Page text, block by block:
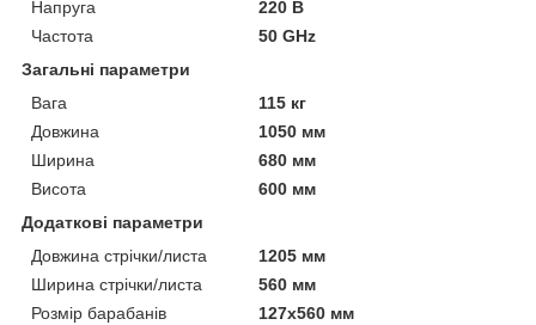
Напруга
220 В
Частота
50 GHz
Загальні параметри
Вага
115 кг
Довжина
1050 мм
Ширина
680 мм
Висота
600 мм
Додаткові параметри
Довжина стрічки/листа
1205 мм
Ширина стрічки/листа
560 мм
Розмір барабанів
127х560 мм